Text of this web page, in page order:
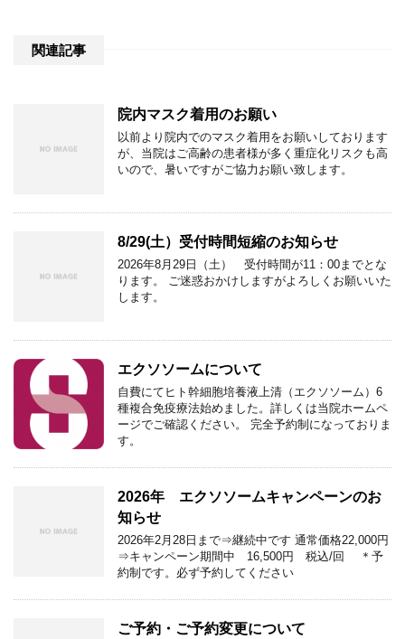
関連記事
院内マスク着用のお願い
以前より院内でのマスク着用をお願いしております
が、当院はご高齢の患者様が多く重症化リスクも高
いので、暑いですがご協力お願い致します。
8/29(土）受付時間短縮のお知らせ
2026年8月29日（土） 受付時間が11：00までとな
ります。 ご迷惑おかけしますがよろしくお願いいた
します。
エクソソームについて
自費にてヒト幹細胞培養液上清（エクソソーム）6
種複合免疫療法始めました。詳しくは当院ホームペ
ージでご確認ください。 完全予約制になっておりま
す。
2026年 エクソソームキャンペーンのお
知らせ
2026年2月28日まで⇒継続中です 通常価格22,000円
⇒キャンペーン期間中 16,500円 税込/回 ＊予
約制です。必ず予約してください
ご予約・ご予約変更について